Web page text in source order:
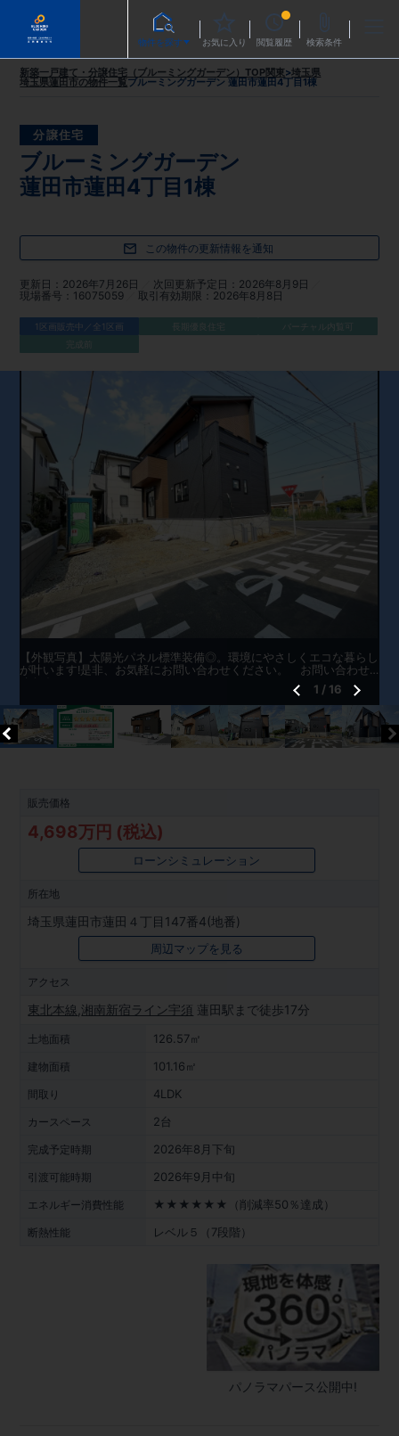
物件を探す お気に入り 閲覧履歴 検索条件
新築一戸建て・分譲住宅（ブルーミングガーデン）TOP関東>埼玉県
埼玉県蓮田市の物件一覧ブルーミングガーデン 蓮田市蓮田4丁目1棟
分譲住宅
ブルーミングガーデン
蓮田市蓮田4丁目1棟
この物件の更新情報を通知
更新日 2026年7月26日 次回更新予定日
2026年8月9日
現場番号
16075059 取引有効期限 2026年8月8日
1区画販売中／全1区画 長期優良住宅
バーチャル内覧可
完成前
販売価格
4,698万円 (税込)
ローンシミュレーション
所在地
埼玉県蓮田市蓮田４丁目147番4(地番)
周辺マップを見る
アクセス
東北本線 ,湘南新宿ライン宇須 蓮田駅まで徒歩17分
土地面積 126.57㎡
建物面積 101.16㎡
間取り 4LDK
カースペース 2台
完成予定時期 2026年8月下旬
引渡可能時期 2026年9月中旬
エネルギー消費性能 ★★★★★★（削減率50％達成）
断熱性能 レベル５（7段階）
【外観写真】太陽光パネル標準装備◎。環境にやさしくエコな暮らし
が叶います!是非、お気軽にお問い合わせください。 お問い合わせ
1 / 16
パノラマパース公開中!